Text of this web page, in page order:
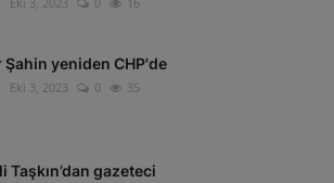
Şahin yeniden CHP'de
Eki 3, 2023 0 35
Taşkın’dan gazeteci